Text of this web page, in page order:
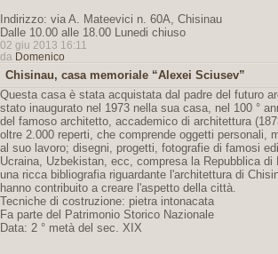
Indirizzo: via A. Mateevici n. 60A, Chisinau
Dalle 10.00 alle 18.00 Lunedi chiuso
02 giu 2013 16:11
da Domenico
Chisinau, casa memoriale “Alexei Sciusev”
Questa casa è stata acquistata dal padre del futuro
stato inaugurato nel 1973 nella sua casa, nel 100 °
del famoso architetto, accademico di architettura
oltre 2.000 reperti, che comprende oggetti personali,
al suo lavoro; disegni, progetti, fotografie di famosi
Ucraina, Uzbekistan, ecc, compresa la Repubblica di
una ricca bibliografia riguardante l'architettura di
hanno contribuito a creare l'aspetto della città.
Tecniche di costruzione: pietra intonacata
Fa parte del Patrimonio Storico Nazionale
Data: 2 ° metà del sec. XIX